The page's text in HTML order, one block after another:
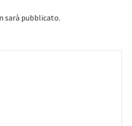
sarà pubblicato.